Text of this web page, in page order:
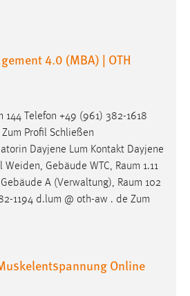
4.0 (MBA) | OTH
144 Telefon +49 (961) 382-1618
Profil Schließen
Dayjene Lum Kontakt Dayjene
Weiden, Gebäude WTC, Raum 1.11
A (Verwaltung), Raum 102
1194 d.lum @ oth-aw . de Zum
Online